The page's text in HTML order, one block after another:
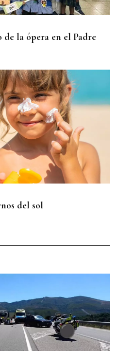
la ópera en el Padre
del sol
siempre, querida Marila